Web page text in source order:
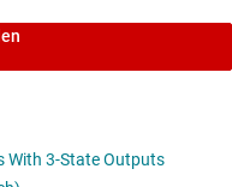
With 3-State Outputs